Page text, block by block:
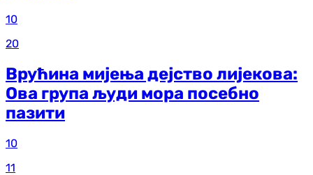
10
20
Врућина мијења дејство лијекова:
Ова група људи мора посебно
пазити
10
11